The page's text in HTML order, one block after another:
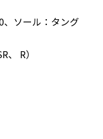
ソール：タング
R）